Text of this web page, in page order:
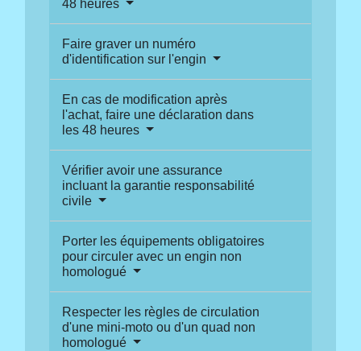
48 heures
Faire graver un numéro
d'identification sur l'engin
En cas de modification après
l'achat, faire une déclaration dans
les 48 heures
Vérifier avoir une assurance
incluant la garantie responsabilité
civile
Porter les équipements obligatoires
pour circuler avec un engin non
homologué
Respecter les règles de circulation
d'une mini-moto ou d'un quad non
homologué